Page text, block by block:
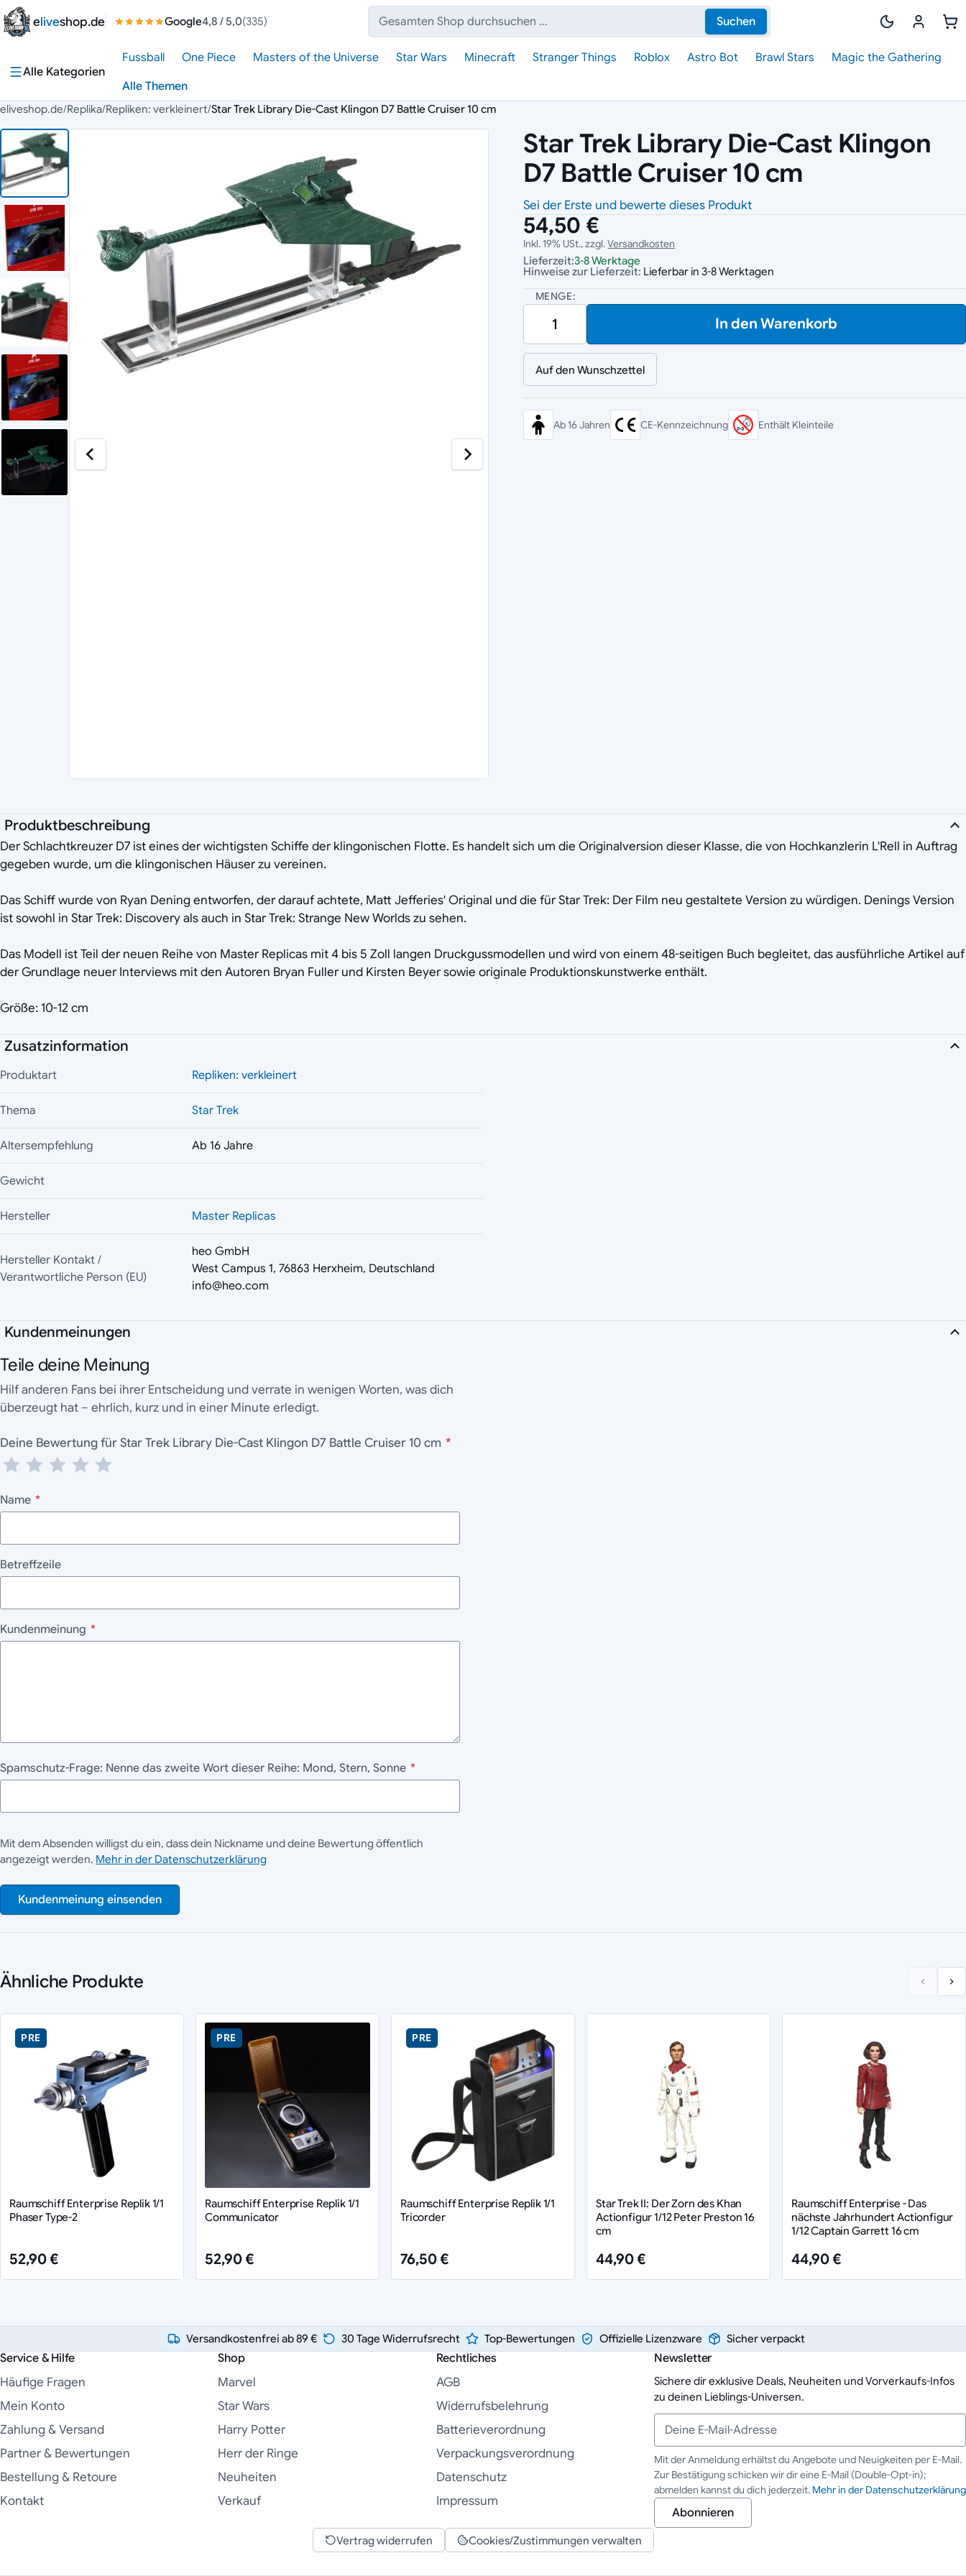
Zum Inhalt springen
eliveshop.de Google4,8 / 5,0(335)
Suche:
Suchen
Alle Kategorien
Fussball One Piece Masters of the Universe Star Wars Minecraft Stranger Things Roblox Astro Bot Brawl Stars
Magic the Gathering
Alle Themen
eliveshop.de/Replika/Repliken: verkleinert/Star Trek Library Die-Cast Klingon D7 Battle Cruiser 10 cm
Star Trek Library Die-Cast Klingon
D7 Battle Cruiser 10 cm
Sei der Erste und bewerte dieses Produkt
54,50 €
Inkl. 19% USt., zzgl.Versandkosten
Lieferzeit:3-8 Werktage
Hinweise zur Lieferzeit: Lieferbar in 3-8 Werktagen
MENGE:
In den Warenkorb
Auf den Wunschzettel
Ab 16 Jahren CE-Kennzeichnung Enthält Kleinteile
Produktbeschreibung
Der Schlachtkreuzer D7 ist eines der wichtigsten Schiffe der klingonischen Flotte. Es handelt sich um die Originalversion dieser Klasse, die von Hochkanzlerin L'Rell in Auftrag
gegeben wurde, um die klingonischen Häuser zu vereinen.
Das Schiff wurde von Ryan Dening entworfen, der darauf achtete, Matt Jefferies' Original und die für Star Trek: Der Film neu gestaltete Version zu würdigen. Denings Version
ist sowohl in Star Trek: Discovery als auch in Star Trek: Strange New Worlds zu sehen.
Das Modell ist Teil der neuen Reihe von Master Replicas mit 4 bis 5 Zoll langen Druckgussmodellen und wird von einem 48-seitigen Buch begleitet, das ausführliche Artikel auf
der Grundlage neuer Interviews mit den Autoren Bryan Fuller und Kirsten Beyer sowie originale Produktionskunstwerke enthält.
Größe: 10-12 cm
Zusatzinformation
Produktart Repliken: verkleinert
Thema Star Trek
Altersempfehlung Ab 16 Jahre
Gewicht
Hersteller Master Replicas
Hersteller Kontakt /
Verantwortliche Person (EU)
heo GmbH
West Campus 1, 76863 Herxheim, Deutschland
info@heo.com
Kundenmeinungen
Teile deine Meinung
Hilf anderen Fans bei ihrer Entscheidung und verrate in wenigen Worten, was dich
überzeugt hat – ehrlich, kurz und in einer Minute erledigt.
Deine Bewertung für Star Trek Library Die-Cast Klingon D7 Battle Cruiser 10 cm *
Name *
Betreffzeile
Kundenmeinung *
Spamschutz-Frage: Nenne das zweite Wort dieser Reihe: Mond, Stern, Sonne *
Mit dem Absenden willigst du ein, dass dein Nickname und deine Bewertung öffentlich
angezeigt werden. Mehr in der Datenschutzerklärung
Kundenmeinung einsenden
Ähnliche Produkte
PRE
Raumschiff Enterprise Replik 1/1
Phaser Type-2
52,90 €
PRE
Raumschiff Enterprise Replik 1/1
Communicator
52,90 €
PRE
Raumschiff Enterprise Replik 1/1
Tricorder
76,50 €
Star Trek II: Der Zorn des Khan
Actionfigur 1/12 Peter Preston 16
cm
44,90 €
Raumschiff Enterprise - Das
nächste Jahrhundert Actionfigur
1/12 Captain Garrett 16 cm
44,90 €
Versandkostenfrei ab 89 € 30 Tage Widerrufsrecht Top-Bewertungen Offizielle Lizenzware Sicher verpackt
Service & Hilfe
Häufige Fragen
Mein Konto
Zahlung & Versand
Partner & Bewertungen
Bestellung & Retoure
Kontakt
Shop
Marvel
Star Wars
Harry Potter
Herr der Ringe
Neuheiten
Verkauf
Rechtliches
AGB
Widerrufsbelehrung
Batterieverordnung
Verpackungsverordnung
Datenschutz
Impressum
Newsletter
Sichere dir exklusive Deals, Neuheiten und Vorverkaufs-Infos
zu deinen Lieblings-Universen.
Deine E-Mail-Adresse
Mit der Anmeldung erhältst du Angebote und Neuigkeiten per E-Mail.
Zur Bestätigung schicken wir dir eine E-Mail (Double-Opt-in);
abmelden kannst du dich jederzeit. Mehr in der Datenschutzerklärung
Abonnieren
Vertrag widerrufen Cookies/Zustimmungen verwalten